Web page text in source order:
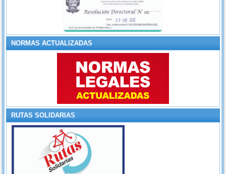
NORMAS ACTUALIZADAS
RUTAS SOLIDARIAS